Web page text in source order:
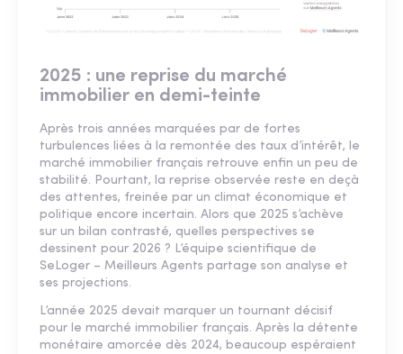
2025 : une reprise du marché
immobilier en demi-teinte
Après trois années marquées par de fortes
turbulences liées à la remontée des taux d’intérêt, le
marché immobilier français retrouve enfin un peu de
stabilité. Pourtant, la reprise observée reste en deçà
des attentes, freinée par un climat économique et
politique encore incertain. Alors que 2025 s’achève
sur un bilan contrasté, quelles perspectives se
dessinent pour 2026 ? L’équipe scientifique de
SeLoger – Meilleurs Agents partage son analyse et
ses projections.
L’année 2025 devait marquer un tournant décisif
pour le marché immobilier français. Après la détente
monétaire amorcée dès 2024, beaucoup espéraient